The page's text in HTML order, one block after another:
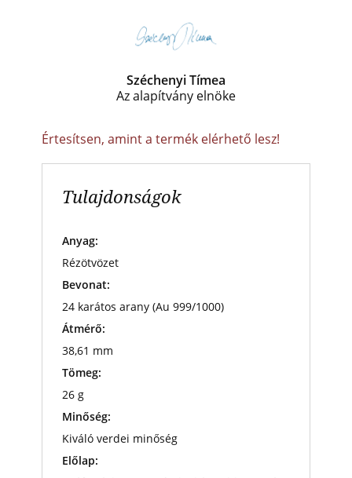
Széchenyi Tímea
Az alapítvány elnöke
Értesítsen, amint a termék elérhető lesz!
Tulajdonságok
Anyag:
Rézötvözet
Bevonat:
24 karátos arany (Au 999/1000)
Átmérő:
38,61 mm
Tömeg:
26 g
Minőség:
Kiváló verdei minőség
Előlap: